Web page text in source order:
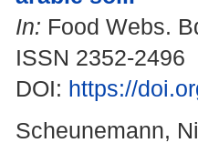
In: Food Webs.
ISSN 2352-2496
DOI: https://
Scheunemann,